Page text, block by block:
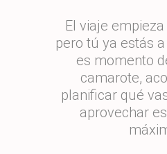
El viaje
pero tú ya estás
es momento
camarote,
planificar qué
aprovechar